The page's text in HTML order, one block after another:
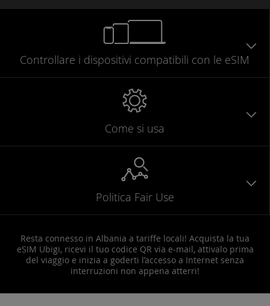
Controllare i dispositivi compatibili con le eSIM
Come si usa
Politica Fair Use
Resta connesso in Albania a tariffe locali! Acquista la tua
eSIM Ubigi, ricevi il tuo codice QR via e-mail, attivalo prima
del viaggio e inizia a goderti l’accesso a Internet senza
interruzioni non appena atterri!